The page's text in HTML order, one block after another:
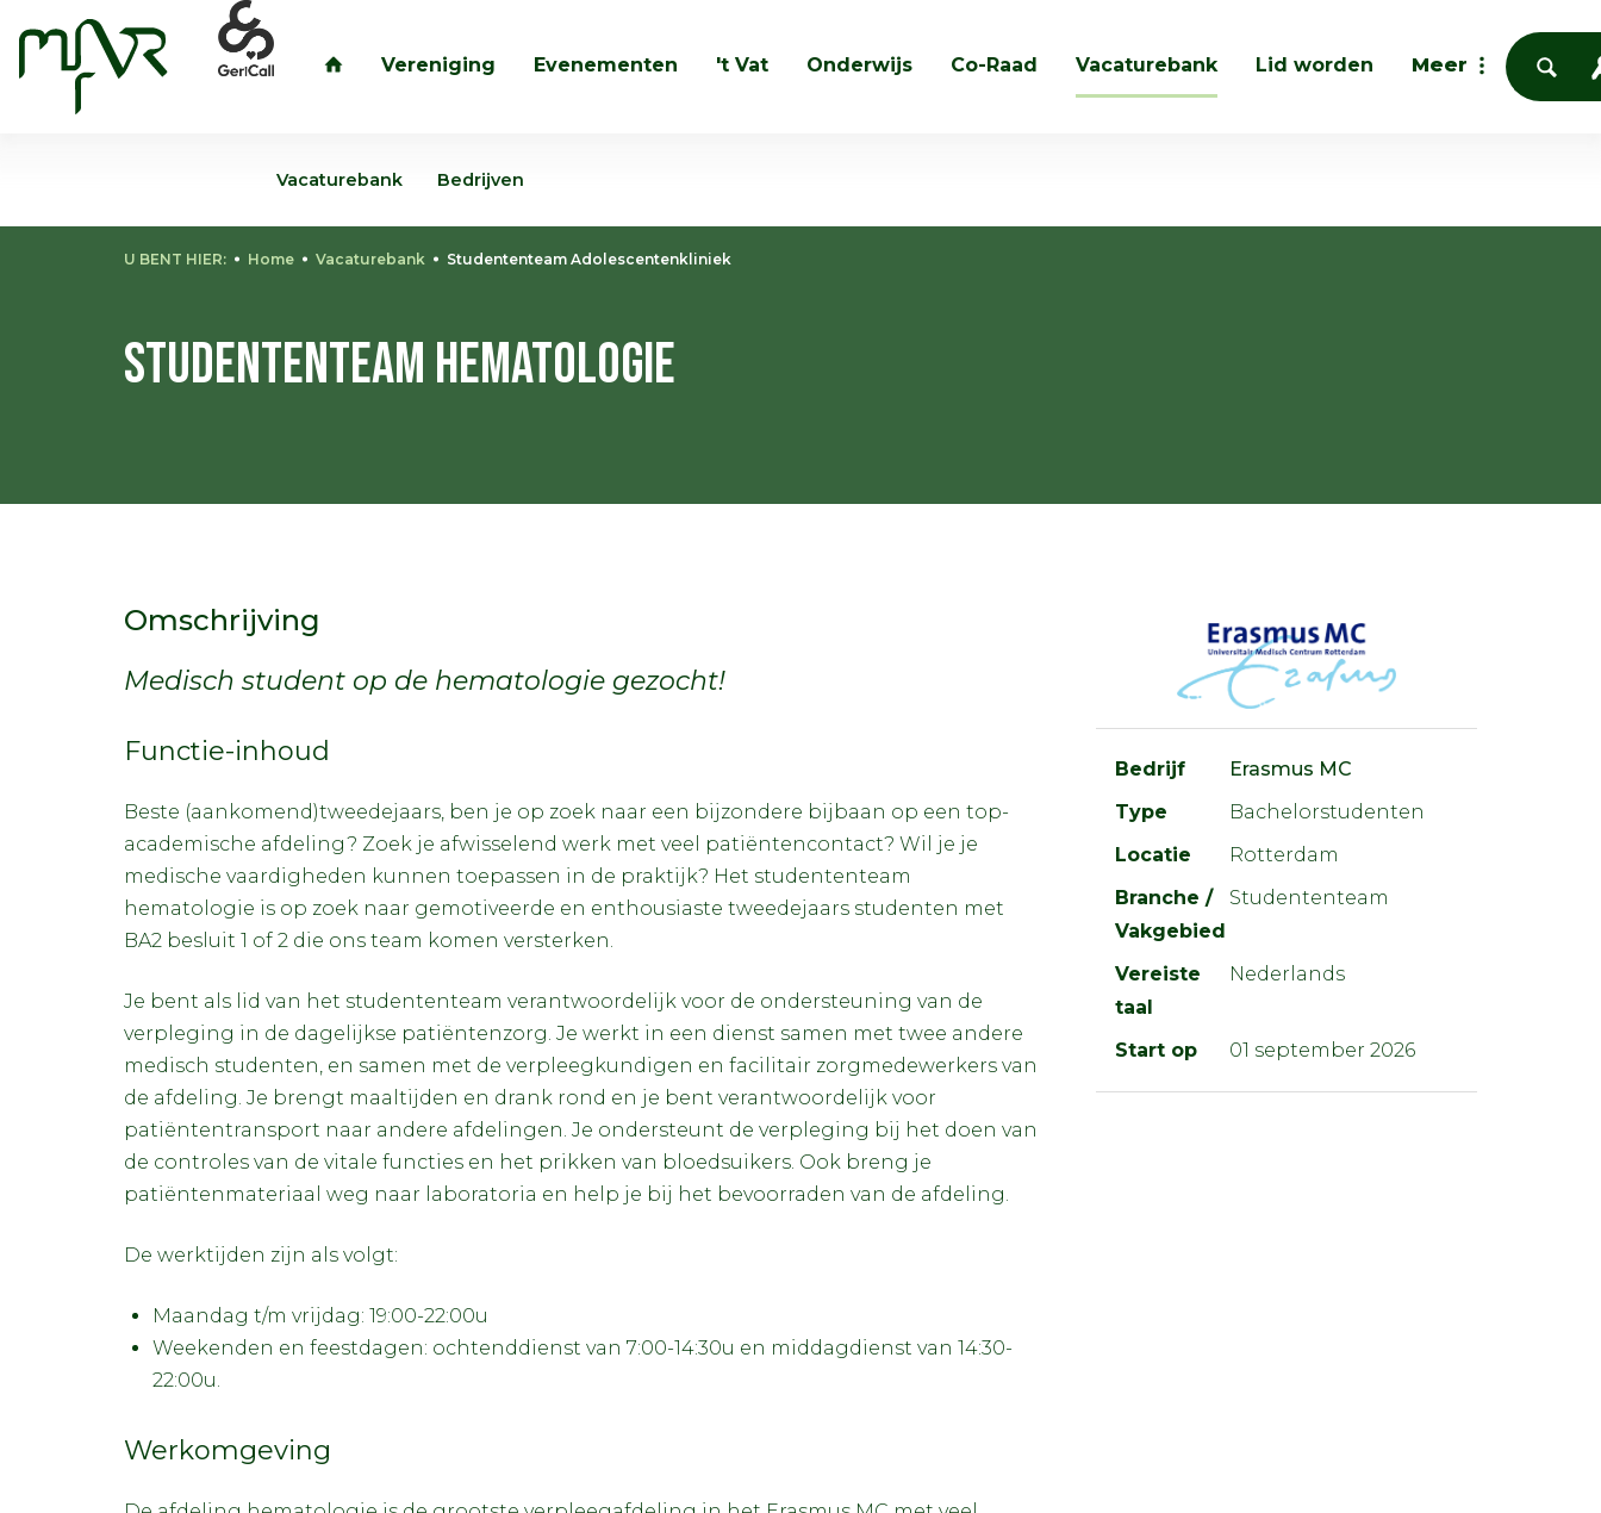
Vereniging Evenementen 't Vat Onderwijs Co-Raad Vacaturebank Lid worden Meer
Zoeken
inloggen
U BENT HIER: Home Vacaturebank Studententeam Adolescentenkliniek
Studententeam Hematologie
Bedrijf
Erasmus MC
Type
Bachelorstudenten
Locatie
Rotterdam
Branche /
Vakgebied
Studententeam
Vereiste
taal
Nederlands
Start op 01 september 2026
Omschrijving
Medisch student op de hematologie gezocht!
Functie-inhoud
Beste (aankomend)tweedejaars, ben je op zoek naar een bijzondere bijbaan op een top-
academische afdeling? Zoek je afwisselend werk met veel patiëntencontact? Wil je je
medische vaardigheden kunnen toepassen in de praktijk? Het studententeam
hematologie is op zoek naar gemotiveerde en enthousiaste tweedejaars studenten met
BA2 besluit 1 of 2 die ons team komen versterken.
Je bent als lid van het studententeam verantwoordelijk voor de ondersteuning van de
verpleging in de dagelijkse patiëntenzorg. Je werkt in een dienst samen met twee andere
medisch studenten, en samen met de verpleegkundigen en facilitair zorgmedewerkers van
de afdeling. Je brengt maaltijden en drank rond en je bent verantwoordelijk voor
patiëntentransport naar andere afdelingen. Je ondersteunt de verpleging bij het doen van
de controles van de vitale functies en het prikken van bloedsuikers. Ook breng je
patiëntenmateriaal weg naar laboratoria en help je bij het bevoorraden van de afdeling.
De werktijden zijn als volgt:
Maandag t/m vrijdag: 19:00-22:00u
Weekenden en feestdagen: ochtenddienst van 7:00-14:30u en middagdienst van 14:30-
22:00u.
Werkomgeving
Vacaturebank Bedrijven